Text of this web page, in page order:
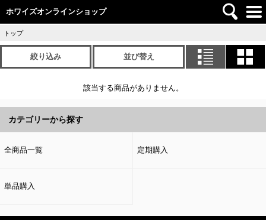
ホワイズオンラインショップ
トップ
絞り込み 並び替え
該当する商品がありません。
カテゴリーから探す
全商品一覧 定期購入
単品購入